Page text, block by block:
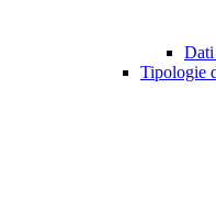
Dati
Tipologie